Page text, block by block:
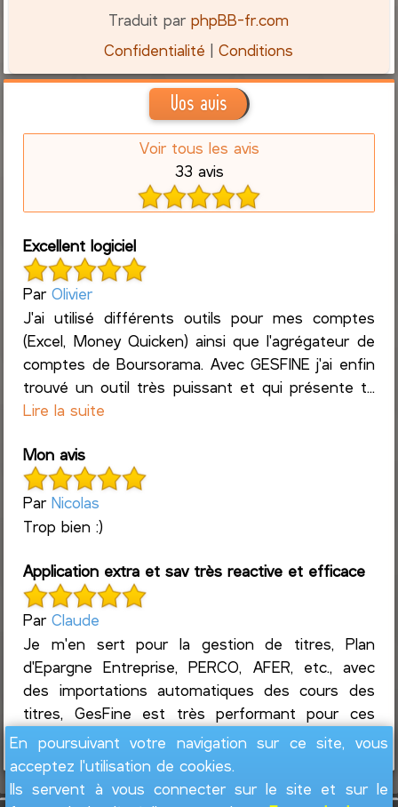
Traduit parphpBB-fr.com
Confidentialité |Conditions
Vos avis
Voir tous les avis
33 avis
Excellent logiciel
ParOlivier
J'ai utilisé différents outils pour mes comptes
(Excel, Money Quicken) ainsi que l'agrégateur de
comptes de Boursorama. Avec GESFINE j'ai enfin
trouvé un outil très puissant et qui présente t...
Lire la suite
Mon avis
ParNicolas
Trop bien :)
Application extra et sav très reactive et efficace
ParClaude
Je m'en sert pour la gestion de titres, Plan
d'Epargne Entreprise, PERCO, AFER, etc., avec
des importations automatiques des cours des
titres, GesFine est très performant pour ces
mises à jour ré...Lire la suite
En poursuivant votre navigation sur ce site, vous
acceptez l'utilisation de cookies.
Ils servent à vous connecter sur le site et sur le